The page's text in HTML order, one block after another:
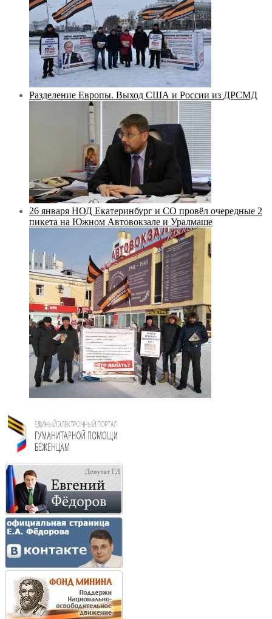
Разделение Европы. Выход США и России из ДРСМД
26 января НОД Екатеринбург и СО провёл очередные 2
пикета на Южном Автовокзале и Уралмаше